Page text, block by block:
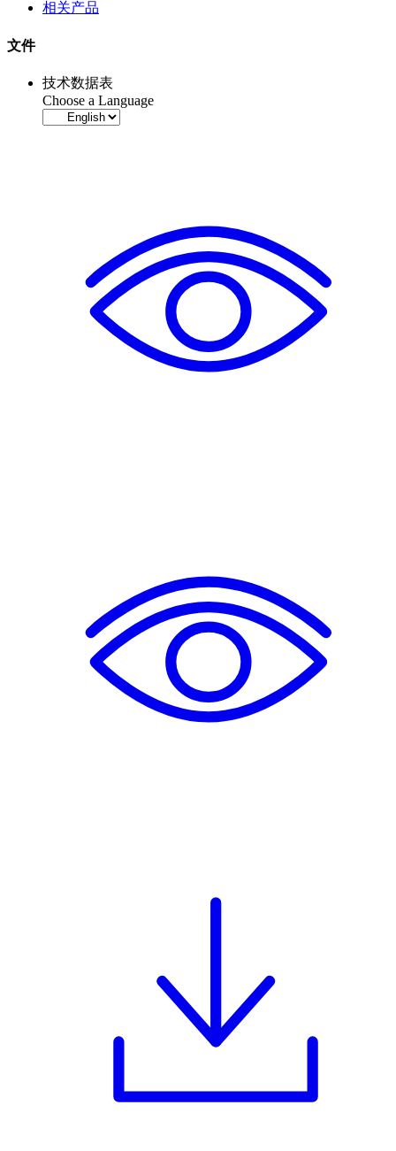
相关产品
文件
技术数据表
Choose a Language